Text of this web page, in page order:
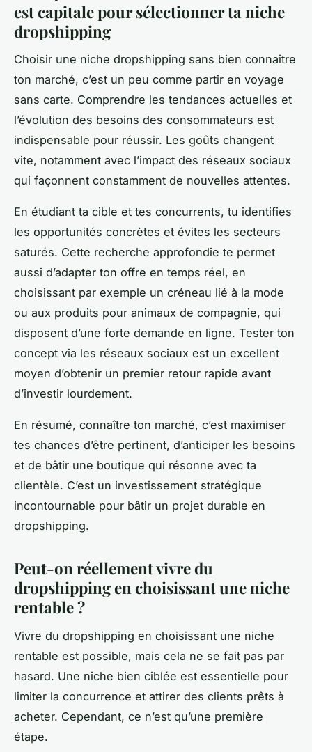
est capitale pour sélectionner ta niche
dropshipping
Choisir une niche dropshipping sans bien connaître
ton marché, c’est un peu comme partir en voyage
sans carte. Comprendre les tendances actuelles et
l’évolution des besoins des consommateurs est
indispensable pour réussir. Les goûts changent
vite, notamment avec l’impact des réseaux sociaux
qui façonnent constamment de nouvelles attentes.
En étudiant ta cible et tes concurrents, tu identifies
les opportunités concrètes et évites les secteurs
saturés. Cette recherche approfondie te permet
aussi d’adapter ton offre en temps réel, en
choisissant par exemple un créneau lié à la mode
ou aux produits pour animaux de compagnie, qui
disposent d’une forte demande en ligne. Tester ton
concept via les réseaux sociaux est un excellent
moyen d’obtenir un premier retour rapide avant
d’investir lourdement.
En résumé, connaître ton marché, c’est maximiser
tes chances d’être pertinent, d’anticiper les besoins
et de bâtir une boutique qui résonne avec ta
clientèle. C’est un investissement stratégique
incontournable pour bâtir un projet durable en
dropshipping.
Peut-on réellement vivre du
dropshipping en choisissant une niche
rentable ?
Vivre du dropshipping en choisissant une niche
rentable est possible, mais cela ne se fait pas par
hasard. Une niche bien ciblée est essentielle pour
limiter la concurrence et attirer des clients prêts à
acheter. Cependant, ce n’est qu’une première
étape.